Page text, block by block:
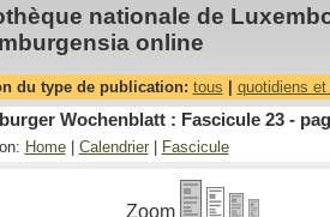
nationale de
online
du type de publication: tous quotidiens et
Wochenblatt : Fascicule 23 -
Home| Calendrier| Fascicule
Zoom